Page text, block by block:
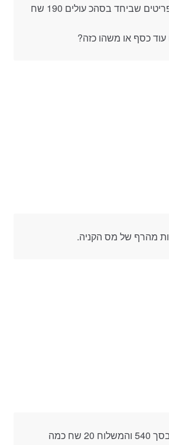
שביחד בסהכ עולים 190 שח
כסף או משהו כזה?
אם קניתי חבילה בסך 540 והמשלוח 20 שח כמה